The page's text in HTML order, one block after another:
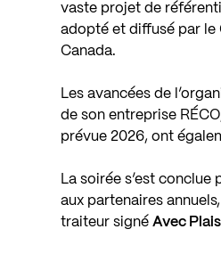
vaste projet de
adopté et diffusé par le
Canada.
Les avancées de
de son entreprise RÉCO
prévue 2026, ont
La soirée s’est conclue
aux partenaires
traiteur signéAvec